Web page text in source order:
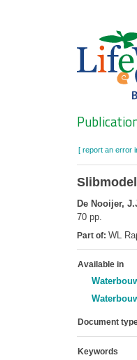
[ report an error
De Nooijer,
70 pp.
Part of: WL
Available in
Document
Keywords